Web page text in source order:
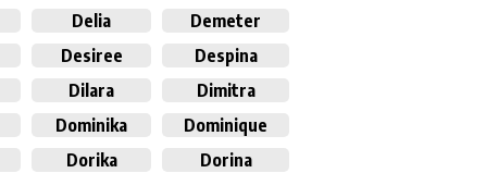
Delia
Demeter
Desiree
Despina
Dilara
Dimitra
Dominika
Dominique
Dorika
Dorina